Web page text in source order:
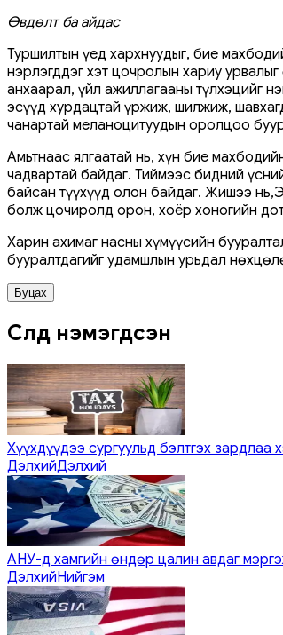
Өвдөлт ба айдас
Туршилтын үед хархнуудыг, бие
нэрлэгддэг хэт цочролын хариу
анхаарал, үйл ажиллагааны түлхэцийг
эсүүд хурдацтай үржиж, шилжиж,
чанартай меланоцитуудын оролцоо
Амьтнаас ялгаатай нь, хүн бие
чадвартай байдаг. Тиймээс бидний
байсан түүхүүд олон байдаг. Жишээ
болж цочиролд орон, хоёр хоногийн
Харин ахимаг насны хүмүүсийн
бууралтдагийг удамшлын урьдал
Буцах
Сүүлд нэмэгдсэн
Хүүхдүүдээ сургуульд бэлтгэх зардлаа
ДэлхийДэлхий
АНУ-д хамгийн өндөр цалин авдаг
ДэлхийНийгэм